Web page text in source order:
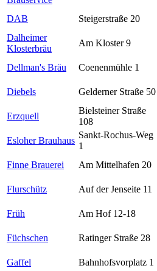
DAB
Steigerstraße 20
Dalheimer
Klosterbräu
Am Kloster 9
Dellman's Bräu Coenenmühle 1
Diebels Gelderner Straße 50
Erzquell
Bielsteiner Straße
108
Esloher Brauhaus
Sankt-Rochus-Weg
1
Finne Brauerei Am Mittelhafen 20
Flurschütz Auf der Jenseite 11
Früh Am Hof 12-18
Füchschen Ratinger Straße 28
Gaffel Bahnhofsvorplatz 1